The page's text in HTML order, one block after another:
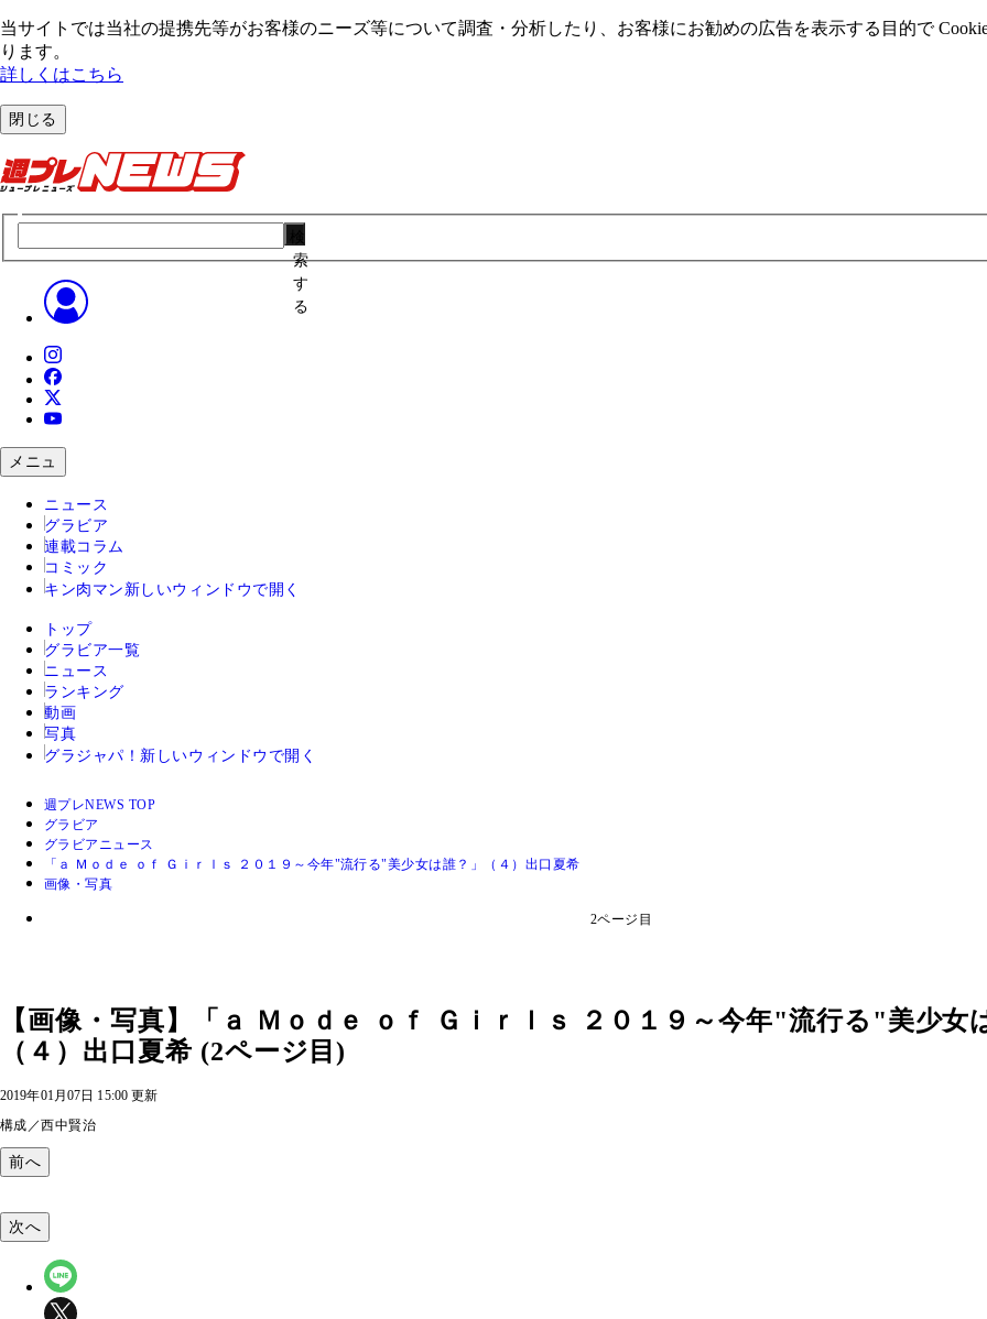
当サイトでは当社の提携先等がお客様のニーズ等について調査・分析したり、お客様にお勧めの広告を表⽰する⽬的で
ります。
詳しくはこちら
閉じる
索
す
る
メニュ
ニュース
グラビア
連載コラム
コミック
キン肉マン 新しいウィンドウで開く
トップ
グラビア一覧
ニュース
ランキング
動画
写真
グラジャパ！ 新しいウィンドウで開く
週プレNEWS TOP
グラビア
グラビアニュース
「ａ Ｍｏｄｅ ｏｆ Ｇｉｒｌｓ ２０１９～今年"流行る"美少女は誰？」（４）出口夏希
画像・写真
2ページ目
【画像・写真】「ａ Ｍｏｄｅ ｏｆ Ｇｉｒｌｓ ２０１９～今年"流行る"美少女
（４）出口夏希 (2ページ目)
2019年01月07日 15:00 更新
構成／西中賢治
前へ
次へ